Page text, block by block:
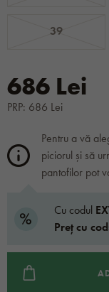
39
686 Lei
PRP: 686 Lei
Pentru a vă
piciorul și să
pantofilor pot
Cu codul
Preț cu